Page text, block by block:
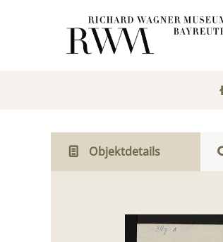
Objektdetails